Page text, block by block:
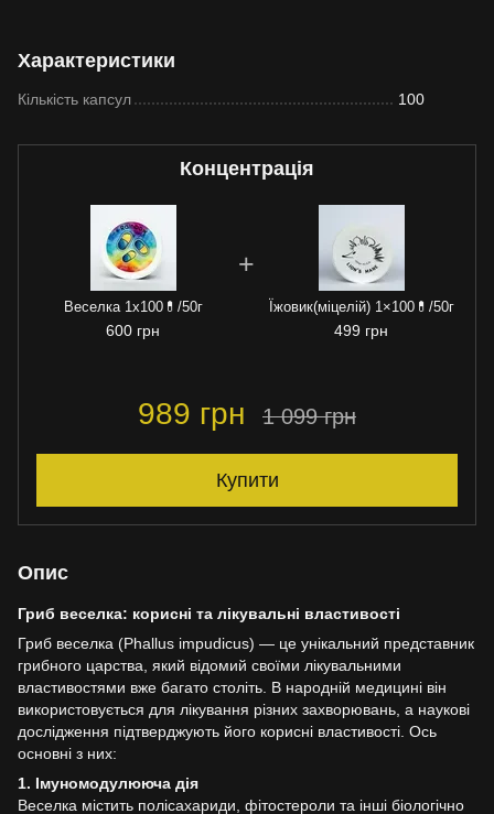
Характеристики
Кількість капсул 100
Концентрація
Веселка 1х100💊/50г
600 грн
Їжовик(міцелій) 1×100💊/50г
499 грн
989 грн 1 099 грн
Купити
Опис
Гриб веселка: корисні та лікувальні властивості
Гриб веселка (Phallus impudicus) — це унікальний представник
грибного царства, який відомий своїми лікувальними
властивостями вже багато століть. В народній медицині він
використовується для лікування різних захворювань, а наукові
дослідження підтверджують його корисні властивості. Ось
основні з них:
1. Імуномодулююча дія
Веселка містить полісахариди, фітостероли та інші біологічно